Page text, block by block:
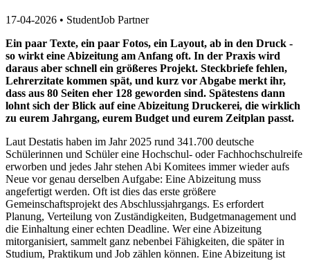
17-04-2026 • StudentJob Partner
Ein paar Texte, ein paar Fotos, ein Layout, ab in den Druck -
so wirkt eine Abizeitung am Anfang oft. In der Praxis wird
daraus aber schnell ein größeres Projekt. Steckbriefe fehlen,
Lehrerzitate kommen spät, und kurz vor Abgabe merkt ihr,
dass aus 80 Seiten eher 128 geworden sind. Spätestens dann
lohnt sich der Blick auf eine Abizeitung Druckerei, die wirklich
zu eurem Jahrgang, eurem Budget und eurem Zeitplan passt.
Laut Destatis haben im Jahr 2025 rund 341.700 deutsche
Schülerinnen und Schüler eine Hochschul- oder Fachhochschulreife
erworben und jedes Jahr stehen Abi Komitees immer wieder aufs
Neue vor genau derselben Aufgabe: Eine Abizeitung muss
angefertigt werden. Oft ist dies das erste größere
Gemeinschaftsprojekt des Abschlussjahrgangs. Es erfordert
Planung, Verteilung von Zuständigkeiten, Budgetmanagement und
die Einhaltung einer echten Deadline. Wer eine Abizeitung
mitorganisiert, sammelt ganz nebenbei Fähigkeiten, die später in
Studium, Praktikum und Job zählen können. Eine Abizeitung ist